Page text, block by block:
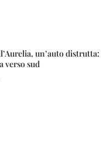
un’auto distrutta:
verso sud